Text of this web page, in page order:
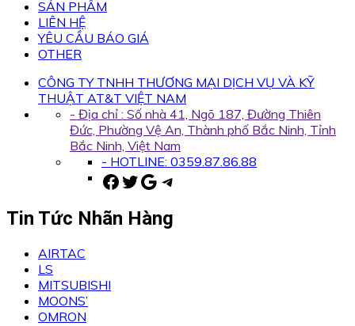
SẢN PHẨM
LIÊN HỆ
YÊU CẦU BÁO GIÁ
OTHER
CÔNG TY TNHH THƯƠNG MẠI DỊCH VỤ VÀ KỸ
THUẬT AT&T VIỆT NAM
- Địa chỉ : Số nhà 41, Ngõ 187, Đường Thiên
Đức, Phường Vệ An, Thành phố Bắc Ninh, Tỉnh
Bắc Ninh, Việt Nam
- HOTLINE: 0359.87.86.88
Facebook
Twitter
Google
Telegram
Tin Tức Nhãn Hàng
AIRTAC
LS
MITSUBISHI
MOONS’
OMRON